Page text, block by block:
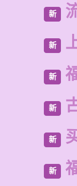
新
新
新
新
新
新